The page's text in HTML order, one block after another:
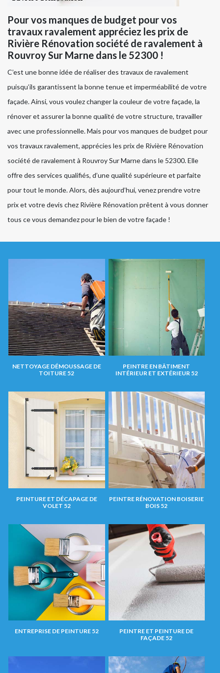
Pour vos manques de budget pour vos
travaux ravalement appréciez les prix de
Rivière Rénovation société de ravalement à
Rouvroy Sur Marne dans le 52300 !
C’est une bonne idée de réaliser des travaux de ravalement
puisqu’ils garantissent la bonne tenue et imperméabilité de votre
façade. Ainsi, vous voulez changer la couleur de votre façade, la
rénover et assurer la bonne qualité de votre structure, travailler
avec une professionnelle. Mais pour vos manques de budget pour
vos travaux ravalement, apprécies les prix de Rivière Rénovation
société de ravalement à Rouvroy Sur Marne dans le 52300. Elle
offre des services qualifiés, d’une qualité supérieure et parfaite
pour tout le monde. Alors, dès aujourd’hui, venez prendre votre
prix et votre devis chez Rivière Rénovation prêtent à vous donner
tous ce vous demandez pour le bien de votre façade !
NETTOYAGE DÉMOUSSAGE DE
TOITURE 52
PEINTRE EN BÂTIMENT
INTÉRIEUR ET EXTÉRIEUR 52
PEINTURE ET DÉCAPAGE DE
VOLET 52
PEINTRE RÉNOVATION BOISERIE
BOIS 52
ENTREPRISE DE PEINTURE 52
PEINTRE ET PEINTURE DE
FAÇADE 52